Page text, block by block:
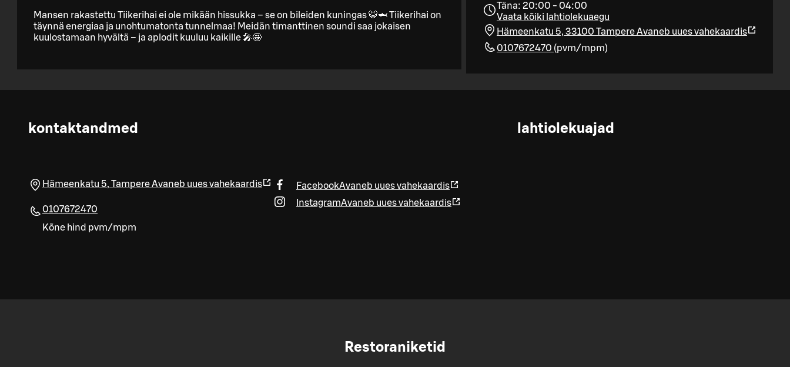
Täna: 20:00 - 04:00
Vaata kõiki lahtiolekuaegu
Hämeenkatu 5, 33100 TampereAvaneb uues vahekaardis
0107672470 (pvm/mpm)
Mansen rakastettu Tiikerihai ei ole mikään hissukka – se on bileiden kuningas 🐯🦈 Tiikerihai on
täynnä energiaa ja unohtumatonta tunnelmaa! Meidän timanttinen soundi saa jokaisen
kuulostamaan hyvältä – ja aplodit kuuluu kaikille 🎤🤩
kontaktandmed
Hämeenkatu 5, TampereAvaneb uues vahekaardis
0107672470
Kõne hind pvm/mpm
FacebookAvaneb uues vahekaardis
InstagramAvaneb uues vahekaardis
lahtiolekuajad
Restoraniketid